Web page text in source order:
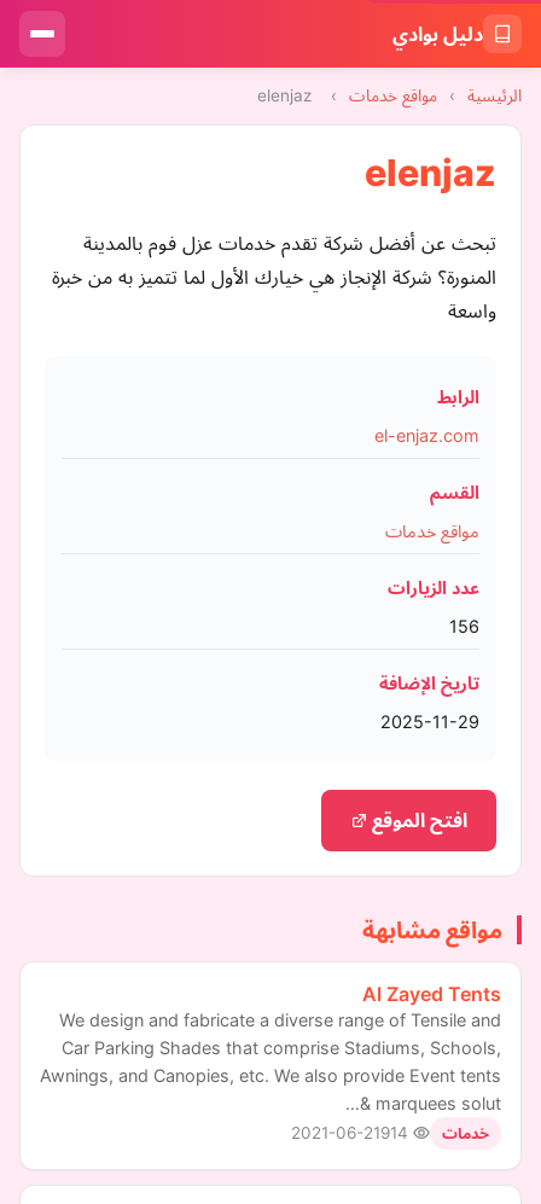
دليل بوادي
الرئيسية › مواقع خدمات ›
elenjaz
elenjaz
تبحث عن أفضل شركة تقدم خدمات عزل فوم بالمدينة
المنورة؟ شركة الإنجاز هي خيارك الأول لما تتميز به من خبرة
واسعة
الرابط
el-enjaz.com
القسم
مواقع خدمات
عدد الزيارات
156
تاريخ الإضافة
2025-11-29
افتح الموقع
مواقع مشابهة
Al Zayed Tents
We design and fabricate a diverse range of Tensile and
Car Parking Shades that comprise Stadiums, Schools,
Awnings, and Canopies, etc. We also provide Event tents
& marquees solut…
خدمات 2021-06-21